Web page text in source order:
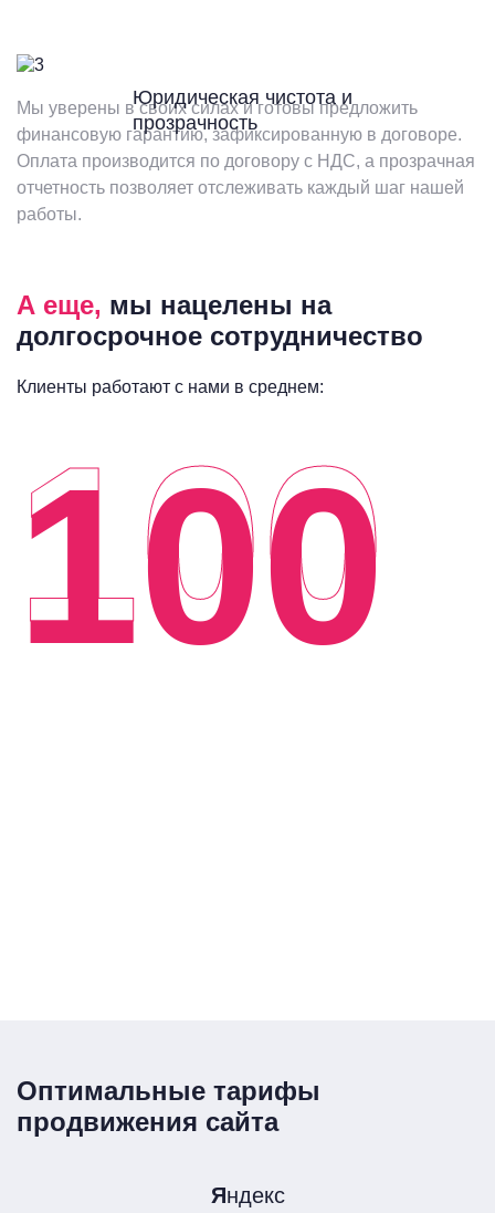
Юридическая чистота и
прозрачность
Мы уверены в своих силах и готовы предложить
финансовую гарантию, зафиксированную в договоре.
Оплата производится по договору с НДС, а прозрачная
отчетность позволяет отслеживать каждый шаг нашей
работы.
А еще, мы нацелены на
долгосрочное сотрудничество
Клиенты работают с нами в среднем:
100
Оптимальные тарифы
продвижения сайта
Яндекс